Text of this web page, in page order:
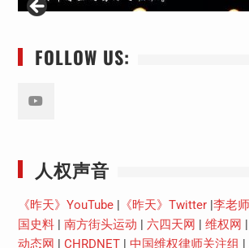
FOLLOW US:
人权声音
《昨天》YouTube| 《昨天》Twitter| 李老
国史料| 南方街头运动 六四天网 维权网
动态网
CHRDNET| 中国维权律师关注组